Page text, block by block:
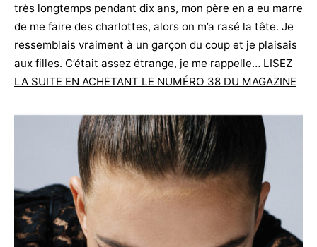
très longtemps pendant dix ans, mon père en a eu marre
de me faire des charlottes, alors on m’a rasé la tête. Je
ressemblais vraiment à un garçon du coup et je plaisais
aux filles. C’était assez étrange, je me rappelle… LISEZ
LA SUITE EN ACHETANT LE NUMÉRO 38 DU MAGAZINE